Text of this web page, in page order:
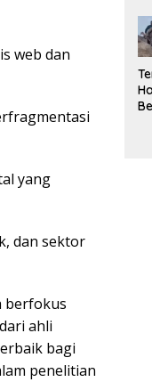
web dan
yang
dan sektor
berfokus
ahli
bagi
penelitian